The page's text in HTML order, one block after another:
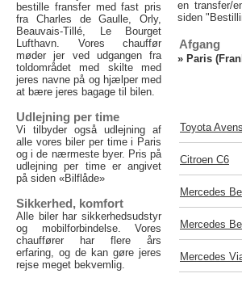
en transfer/
siden
Afgang
» Paris
Toyota
Citroen C6
Mercedes
Mercedes
Mercedes
bestille fransfer med fast pris
fra Charles de Gaulle, Orly,
Beauvais-Tillé, Le Bourget
Lufthavn. Vores chauffør
møder jer ved udgangen fra
toldområdet med skilte med
jeres navne på og hjælper med
at bære jeres bagage til bilen.
Udlejning per time
Vi tilbyder også udlejning af
alle vores biler per time i Paris
og i de nærmeste byer. Pris på
udlejning per time er angivet
på siden «Bilflåde»
Sikkerhed, komfort
Alle biler har sikkerhedsudstyr
og mobilforbindelse. Vores
chauffører har flere års
erfaring, og de kan gøre jeres
rejse meget bekvemlig.